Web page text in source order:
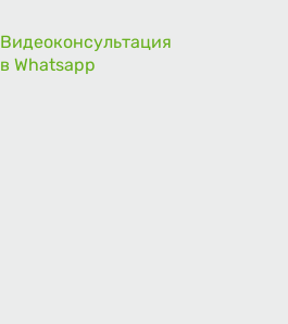
Видеоконсультация
в Whatsapp